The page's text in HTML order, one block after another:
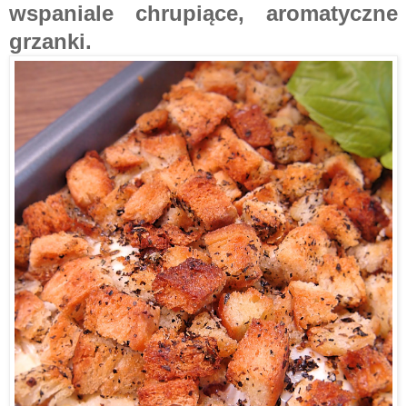
wspaniale chrupiące, aromatyczne
grzanki.